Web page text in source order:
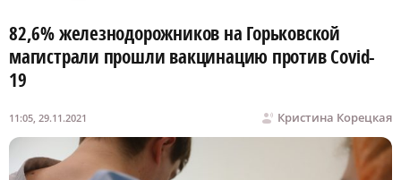
82,6% железнодорожников на Горьковской
магистрали прошли вакцинацию против Covid-
19
Кристина Корецкая
11:05, 29.11.2021